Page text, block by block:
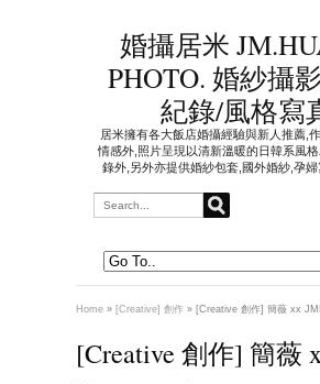
婚攝居米
PHOTO. 婚紗攝
紀錄/風格寫
居米擁有各大飯店婚攝經驗與新人推薦,
情感外,照片呈現以清新溫暖的日韓系風
錄外,另外亦提供婚紗包套,國外婚紗,孕婦
Home » [Creative] 創作 » [Creative 創作] 簡薇 xx
[Creative 創作] 簡薇